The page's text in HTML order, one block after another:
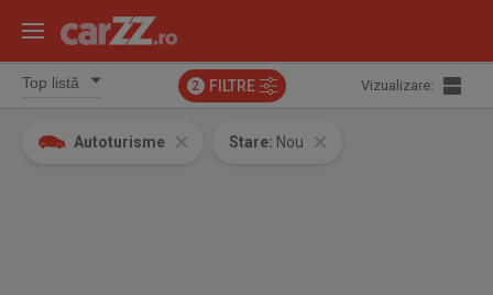
2 FILTRE Vizualizare:
Autoturisme Stare: Nou